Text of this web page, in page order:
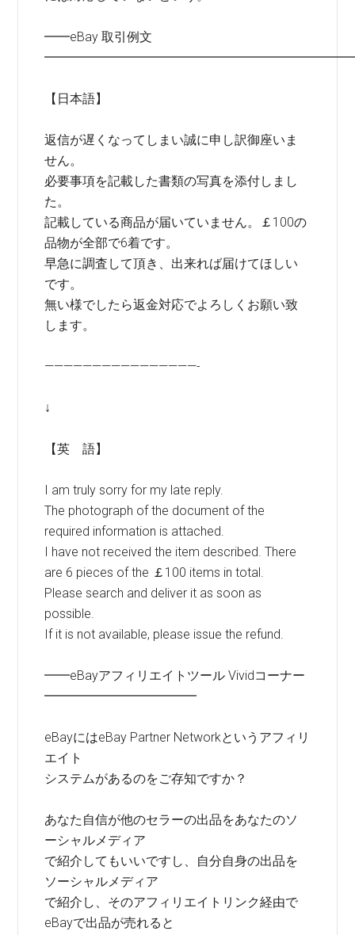
━━eBay 取引例文
【日本語】
返信が遅くなってしまい誠に申し訳御座いま
せん。
必要事項を記載した書類の写真を添付しまし
た。
記載している商品が届いていません。￡100の
品物が全部で6着です。
早急に調査して頂き、出来れば届けてほしい
です。
無い様でしたら返金対応でよろしくお願い致
します。
————————————————-
↓
【英 語】
I am truly sorry for my late reply.
The photograph of the document of the
required information is attached.
I have not received the item described. There
are 6 pieces of the ￡100 items in total.
Please search and deliver it as soon as
possible.
If it is not available, please issue the refund.
━━eBayアフィリエイトツール Vividコーナー
━━━━━━━━━━━━
eBayにはeBay Partner Networkというアフィリ
エイト
システムがあるのをご存知ですか？
あなた自信が他のセラーの出品をあなたのソ
ーシャルメディア
で紹介してもいいですし、自分自身の出品を
ソーシャルメディア
で紹介し、そのアフィリエイトリンク経由で
eBayで出品が売れると